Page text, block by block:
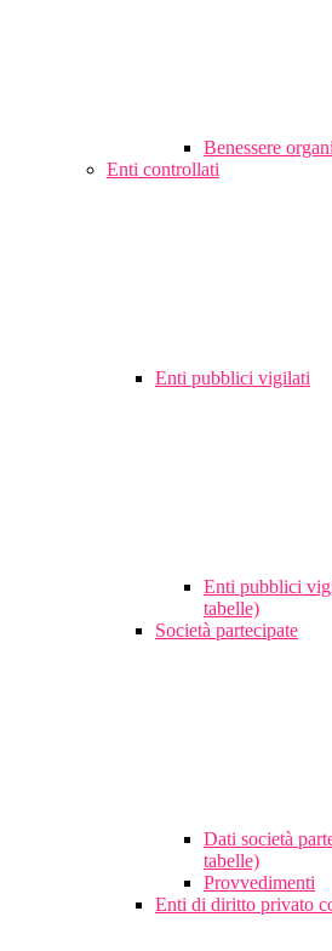
Benessere
Enti controllati
Enti pubblici vigilati
Enti pubblici
tabelle)
Società partecipate
Dati società
tabelle)
Provvedimenti
Enti di diritto privato